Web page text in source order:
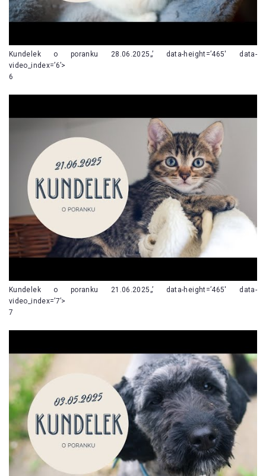
Kundelek o poranku 28.06.2025„’ data-height=’465′ data-
video_index=’6’>
6
Kundelek o poranku 21.06.2025„’ data-height=’465′ data-
video_index=’7’>
7